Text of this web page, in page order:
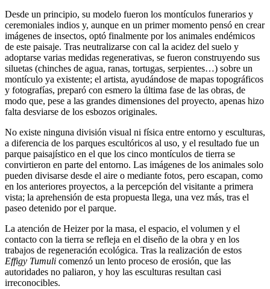
Desde un principio, su modelo fueron los montículos funerarios y
ceremoniales indios y, aunque en un primer momento pensó en crear
imágenes de insectos, optó finalmente por los animales endémicos
de este paisaje. Tras neutralizarse con cal la acidez del suelo y
adoptarse varias medidas regenerativas, se fueron construyendo sus
siluetas (chinches de agua, ranas, tortugas, serpientes…) sobre un
montículo ya existente; el artista, ayudándose de mapas topográficos
y fotografías, preparó con esmero la última fase de las obras, de
modo que, pese a las grandes dimensiones del proyecto, apenas hizo
falta desviarse de los esbozos originales.
No existe ninguna división visual ni física entre entorno y esculturas,
a diferencia de los parques escultóricos al uso, y el resultado fue un
parque paisajístico en el que los cinco montículos de tierra se
convirtieron en parte del entorno. Las imágenes de los animales solo
pueden divisarse desde el aire o mediante fotos, pero escapan, como
en los anteriores proyectos, a la percepción del visitante a primera
vista; la aprehensión de esta propuesta llega, una vez más, tras el
paseo detenido por el parque.
La atención de Heizer por la masa, el espacio, el volumen y el
contacto con la tierra se refleja en el diseño de la obra y en los
trabajos de regeneración ecológica. Tras la realización de estos
Effigy Tumuli comenzó un lento proceso de erosión, que las
autoridades no paliaron, y hoy las esculturas resultan casi
irreconocibles.